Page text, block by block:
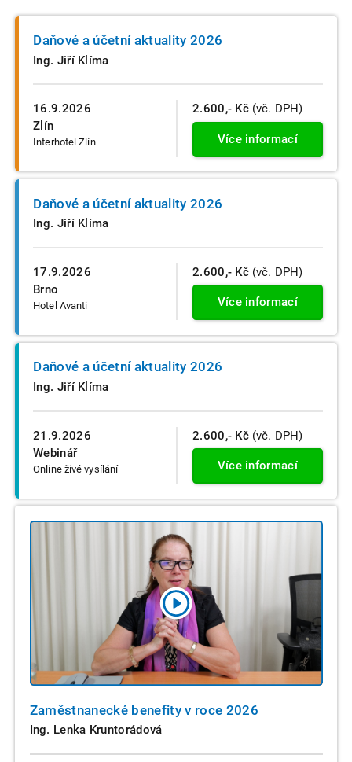
16.9.2026
Zlín
Interhotel Zlín
Daňové a účetní aktuality 2026
Ing. Jiří Klíma
2.600,- Kč (vč. DPH)
Více informací
17.9.2026
Brno
Hotel Avanti
Daňové a účetní aktuality 2026
Ing. Jiří Klíma
2.600,- Kč (vč. DPH)
Více informací
21.9.2026
Webinář
Online živé vysílání
Daňové a účetní aktuality 2026
Ing. Jiří Klíma
2.600,- Kč (vč. DPH)
Více informací
Zaměstnanecké benefity v roce 2026
Ing. Lenka Kruntorádová